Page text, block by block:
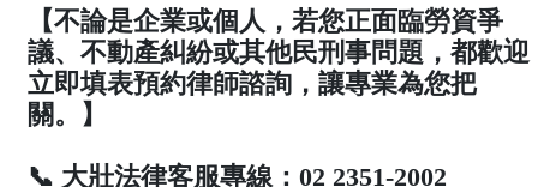
【不論是企業或個人，若您正面臨勞資爭
議、不動產糾紛或其他民刑事問題，都歡迎
立即填表預約律師諮詢，讓專業為您把
關。】
📞 大壯法律客服專線：02 2351-2002